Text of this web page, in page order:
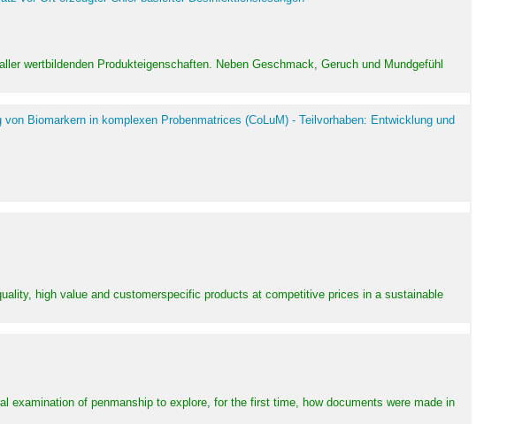
wertbildenden Produkteigenschaften. Neben Geschmack, Geruch und Mundgefühl
Biomarkern in komplexen Probenmatrices (CoLuM) - Teilvorhaben: Entwicklung und
high value and customerspecific products at competitive prices in a sustainable
of penmanship to explore, for the first time, how documents were made in